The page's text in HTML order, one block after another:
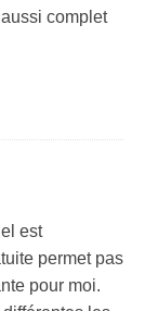
aussi complet
est
permet pas
pour moi.